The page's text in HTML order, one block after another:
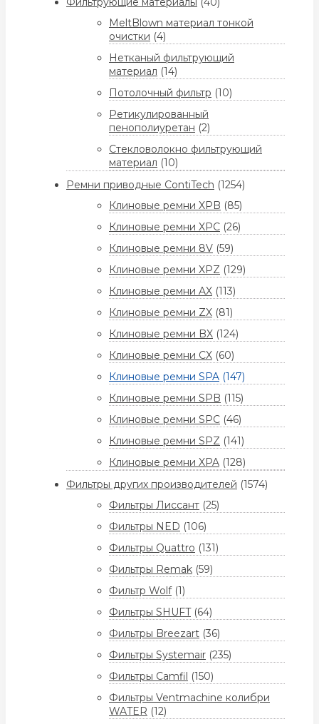
MeltBlown материал тонкой
очистки (4)
Нетканый фильтрующий
материал (14)
Потолочный фильтр (10)
Ретикулированный
пенополиуретан (2)
Стекловолокно фильтрующий
материал (10)
Ремни приводные ContiTech (1254)
Клиновые ремни XPB (85)
Клиновые ремни XPC (26)
Клиновые ремни 8V (59)
Клиновые ремни XPZ (129)
Клиновые ремни AX (113)
Клиновые ремни ZX (81)
Клиновые ремни BX (124)
Клиновые ремни CX (60)
Клиновые ремни SPA (147)
Клиновые ремни SPB (115)
Клиновые ремни SPC (46)
Клиновые ремни SPZ (141)
Клиновые ремни XPA (128)
Фильтры других производителей (1574)
Фильтры Лиссант (25)
Фильтры NED (106)
Фильтры Quattro (131)
Фильтры Remak (59)
Фильтр Wolf (1)
Фильтры SHUFT (64)
Фильтры Breezart (36)
Фильтры Systemair (235)
Фильтры Camfil (150)
Фильтры Ventmachine колибри
WATER (12)